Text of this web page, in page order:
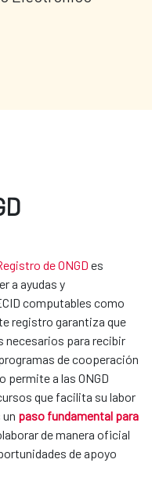
de ONGD es
a ayudas y
computables como
registro garantiza que
necesarios para recibir
de cooperación
a las ONGD
que facilita su labor
paso fundamental para
de manera oficial
de apoyo